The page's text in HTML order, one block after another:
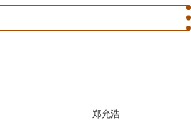
郑允浩